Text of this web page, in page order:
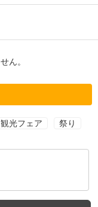
ん。
光フェア 祭り